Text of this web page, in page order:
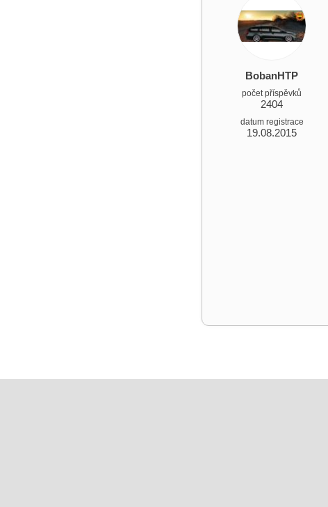
BobanHTP
počet příspěvků
2404
datum registrace
19.08.2015